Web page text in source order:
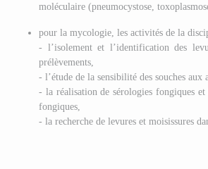
moléculaire (pneumocystose,
pour la mycologie, les activités de la
- l’isolement et l’identification des
prélèvements,
- l’étude de la sensibilité des souches aux
- la réalisation de sérologies fongiques et
fongiques,
- la recherche de levures et moisissures